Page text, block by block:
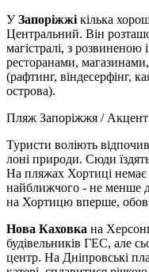
УЗапоріжжі кілька
Центральний. Він
магістралі, з розвиненою
ресторанами,
(рафтинг, віндесерфінг,
острова).
Пляж Запоріжжя / Акцент
Туристи воліють
лоні природи. Сюди
На пляжах Хортиці немає
найближчого - не менше
на Хортицю вперше,
Нова Каховка на
будівельників ГЕС, але
центр. На Дніпровські